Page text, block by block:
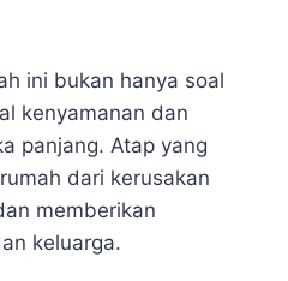
ini bukan hanya soal
kenyamanan dan
panjang. Atap yang
dari kerusakan
memberikan
keluarga.